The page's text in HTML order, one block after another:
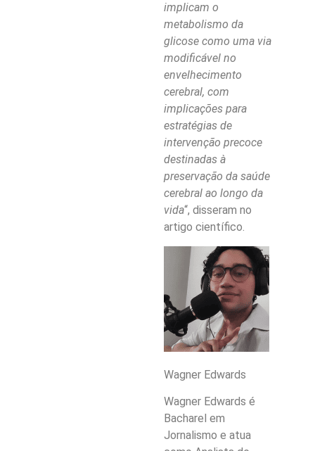
implicam o
metabolismo da
glicose como uma via
modificável no
envelhecimento
cerebral, com
implicações para
estratégias de
intervenção precoce
destinadas à
preservação da saúde
cerebral ao longo da
vida“, disseram no
artigo científico.
Wagner Edwards
Wagner Edwards é
Bacharel em
Jornalismo e atua